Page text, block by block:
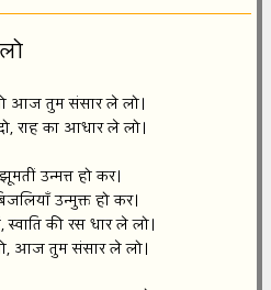
आज तुम संसार ले लो।
राह का आधार ले लो।
उन्मत्त हो कर।
उन्मुक्त हो कर।
की रस धार ले लो।
आज तुम संसार ले लो।